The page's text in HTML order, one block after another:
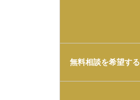
無料相談を希望する